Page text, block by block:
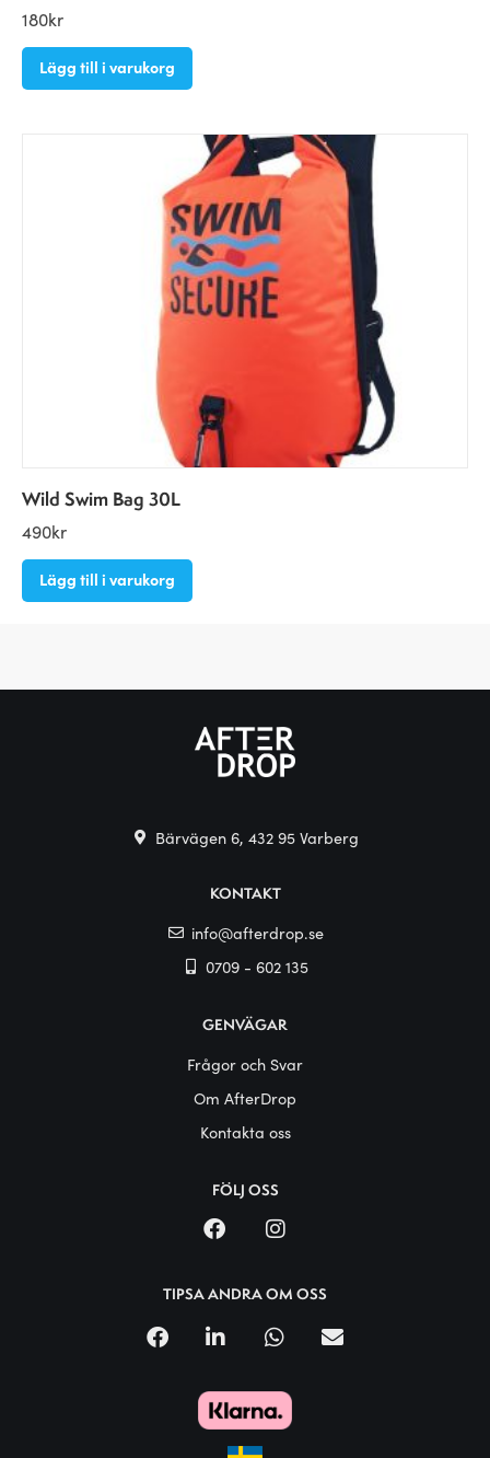
180kr
Lägg till i varukorg
Wild Swim Bag 30L
490kr
Lägg till i varukorg
Bärvägen 6, 432 95 Varberg
KONTAKT
info@afterdrop.se
0709 - 602 135
GENVÄGAR
Frågor och Svar
Om AfterDrop
Kontakta oss
FÖLJ OSS
TIPSA ANDRA OM OSS